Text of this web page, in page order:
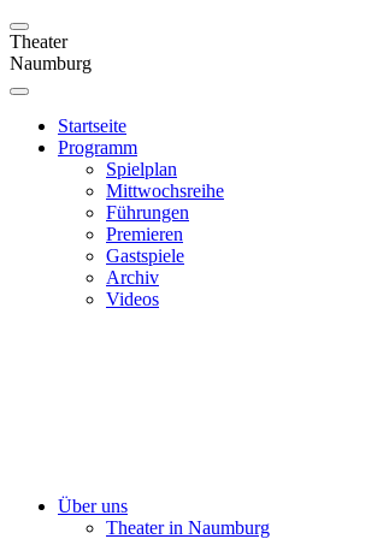
Theater
Naumburg
Startseite
Programm
Spielplan
Mittwochsreihe
Führungen
Premieren
Gastspiele
Archiv
Videos
Über uns
Theater in Naumburg